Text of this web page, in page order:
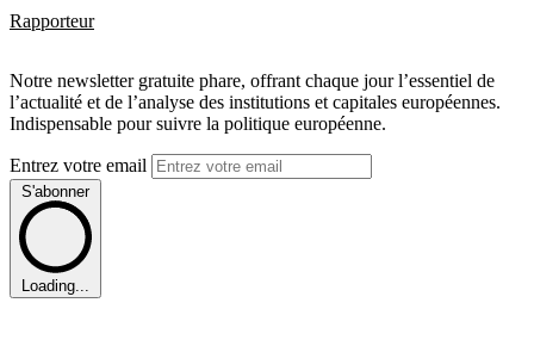
Rapporteur
Notre newsletter gratuite phare, offrant chaque jour l’essentiel de
l’actualité et de l’analyse des institutions et capitales européennes.
Indispensable pour suivre la politique européenne.
Entrez votre email
S'abonner
Loading...